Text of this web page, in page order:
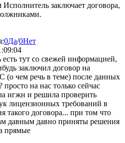
Исполнитель заключает договора,
0Да/0Нет
есть тут со свежей информацией,
заключил договор на
(о чем речь в теме) после данных
просто на нас только сейчас
игжн и решила проверить
лицензионных требований в
такого договора... при том что
давным давно приняты решения
прямые